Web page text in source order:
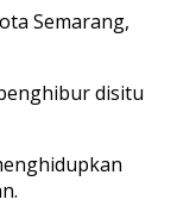
Semarang,
disitu